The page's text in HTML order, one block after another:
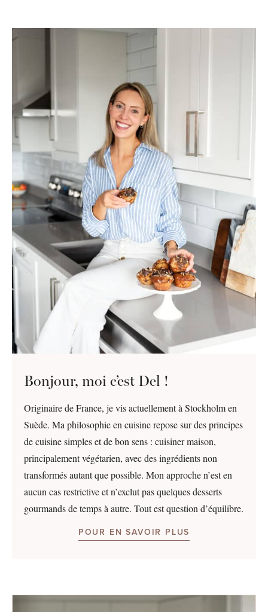
Bonjour, moi c’est Del !
Originaire de France, je vis actuellement à Stockholm en
Suède. Ma philosophie en cuisine repose sur des principes
de cuisine simples et de bon sens : cuisiner maison,
principalement végétarien, avec des ingrédients non
transformés autant que possible. Mon approche n’est en
aucun cas restrictive et n’exclut pas quelques desserts
gourmands de temps à autre. Tout est question d’équilibre.
POUR EN SAVOIR PLUS